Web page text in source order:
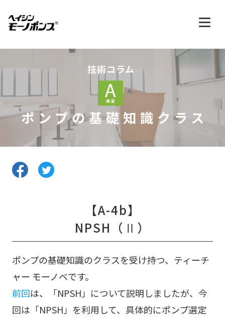
技術コラム
ポンプの基礎知識クラス
【A-4b】
NPSH（Ⅱ）
ポンプの基礎知識のクラスを受け持つ、ティーチ
ャー モーノベです。
前回は、「NPSH」について説明しましたが、今
回は「NPSH」を利用して、具体的にポンプ選定